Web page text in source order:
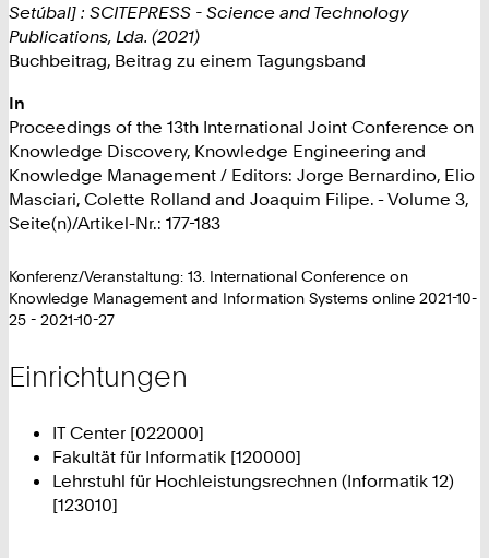
Setúbal] : SCITEPRESS - Science and Technology
Publications, Lda. (2021)
Buchbeitrag, Beitrag zu einem Tagungsband
In
Proceedings of the 13th International Joint Conference on
Knowledge Discovery, Knowledge Engineering and
Knowledge Management / Editors: Jorge Bernardino, Elio
Masciari, Colette Rolland and Joaquim Filipe. - Volume 3,
Seite(n)/Artikel-Nr.: 177-183
Konferenz/Veranstaltung: 13. International Conference on
Knowledge Management and Information Systems online 2021-10-
25 - 2021-10-27
Einrichtungen
IT Center [022000]
Fakultät für Informatik [120000]
Lehrstuhl für Hochleistungsrechnen (Informatik 12)
[123010]